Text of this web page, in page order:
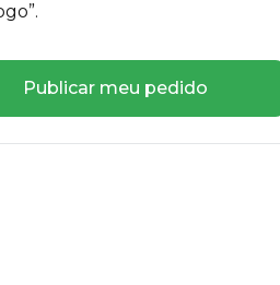
Publicar meu pedido